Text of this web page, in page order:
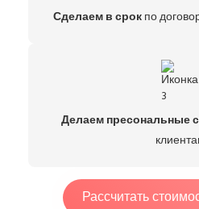
Сделаем в срокпо
Делаем пресональные
Рассчитать